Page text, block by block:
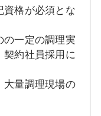
資格が必須とな
の一定の調理実
契約社員採用に
大量調理現場の